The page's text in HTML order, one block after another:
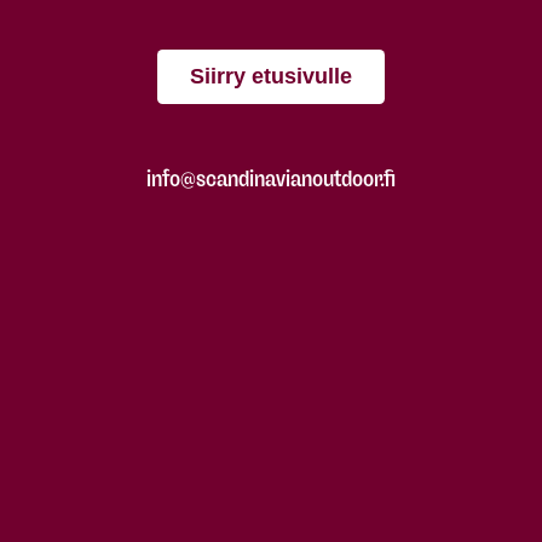
Siirry etusivulle
info@scandinavianoutdoor.fi